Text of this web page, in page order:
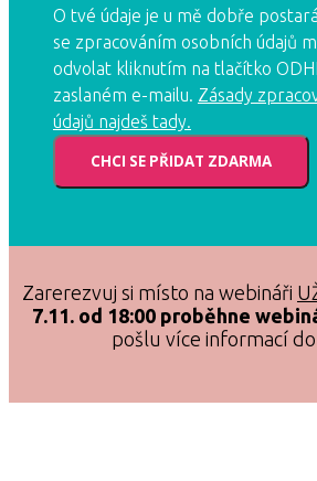
O tvé údaje je u mě dobře
se zpracováním osobních údajů
odvolat kliknutím na tlačítko
zaslaném e-mailu. Zásady
údajů najdeš tady.
CHCI SE PŘIDAT ZDARMA
Zarerezvuj si místo na webináři
7.11. od 18:00 proběhne
pošlu více informací do